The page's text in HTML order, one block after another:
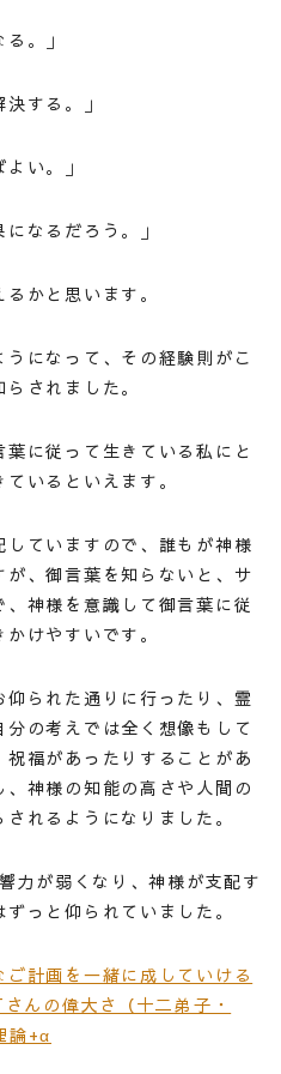
。」
する。」
い。」
なるだろう。」
かと思います。
になって、その経験則がこ
されました。
に従って生きている私にと
いるといえます。
ていますので、誰もが神様
、御言葉を知らないと、サ
神様を意識して御言葉に従
けやすいです。
られた通りに行ったり、霊
の考えでは全く想像もして
福があったりすることがあ
神様の知能の高さや人間の
れるようになりました。
力が弱くなり、神様が支配す
っと仰られていました。
計画を一緒に成していける
んの偉大さ（十二弟子・
論+α